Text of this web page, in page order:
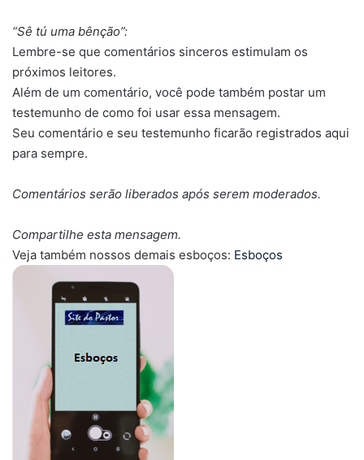
“Sê tú uma bênção”:
Lembre-se que comentários sinceros estimulam os
próximos leitores.
Além de um comentário, você pode também postar um
testemunho de como foi usar essa mensagem.
Seu comentário e seu testemunho ficarão registrados aqui
para sempre.
Comentários serão liberados após serem moderados.
Compartilhe esta mensagem.
Veja também nossos demais esboços: Esboços